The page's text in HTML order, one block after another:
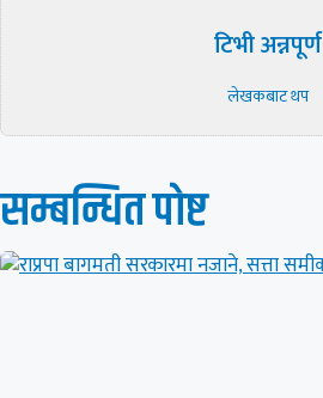
टिभी अन्नपूर्ण
लेखकबाट थप
सम्बन्धित पाेष्ट